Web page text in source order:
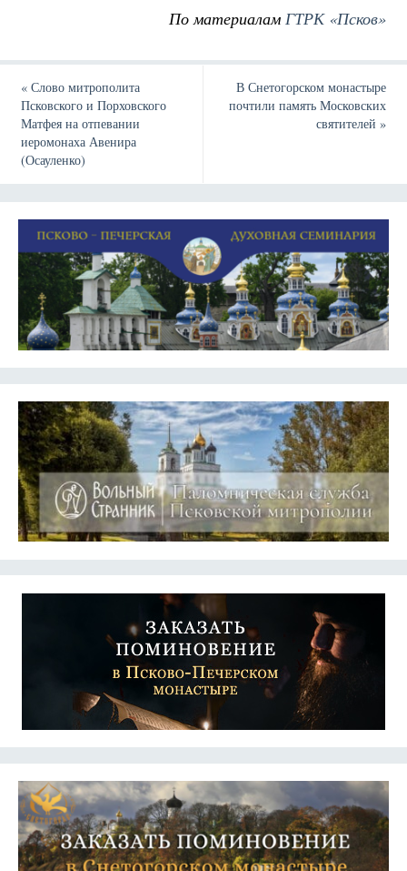
По материалам ГТРК «Псков»
«Слово митрополита
Псковского и Порховского
Матфея на отпевании
иеромонаха Авенира
(Осауленко)
В Снетогорском монастыре
почтили память Московских
святителей»